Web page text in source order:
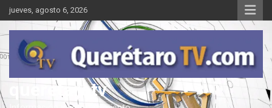
Saltar
al
contenido
jueves, agosto 6, 2026
queretarotv